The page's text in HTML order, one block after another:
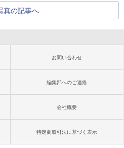
真の記事へ
お問い合わせ
編集部へのご連絡
会社概要
特定商取引法に基づく表示